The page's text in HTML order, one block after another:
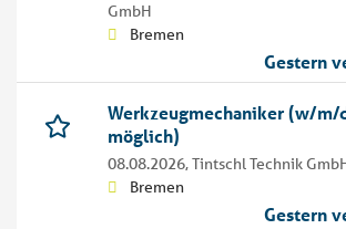
GmbH
Bremen
Gestern
Werkzeugmechaniker (w/m/
möglich)
08.08.2026,Tintschl Technik
Bremen
Gestern